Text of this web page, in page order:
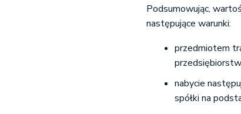
Podsumowując,
następujące warunki:
przedmiotem
nabycie
spółki na